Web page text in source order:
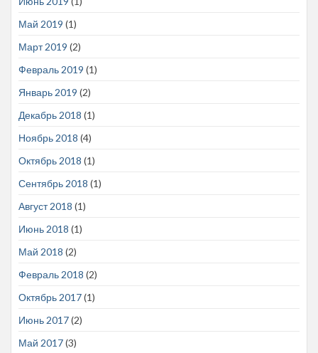
Май 2019 (1)
Март 2019 (2)
Февраль 2019 (1)
Январь 2019 (2)
Декабрь 2018 (1)
Ноябрь 2018 (4)
Октябрь 2018 (1)
Сентябрь 2018 (1)
Август 2018 (1)
Июнь 2018 (1)
Май 2018 (2)
Февраль 2018 (2)
Октябрь 2017(1)
Июнь 2017(2)
Май 2017(3)